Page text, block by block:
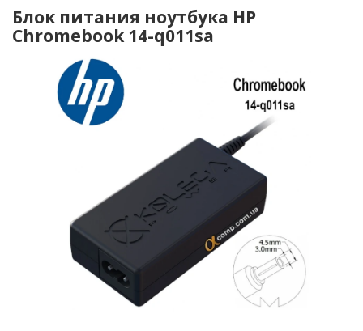
Блок питания ноутбука HP
Chromebook 14-q011sa